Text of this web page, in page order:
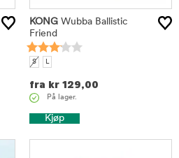
KONG Wubba Ballistic
Friend
S L
fra kr 129,00
På lager.
Kjøp